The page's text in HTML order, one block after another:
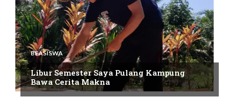
BEASISWA
Libur Semester Saya Pulang Kampung
Bawa Cerita Makna